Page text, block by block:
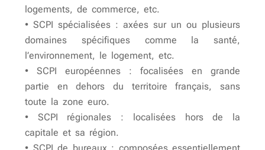
logements, de commerce, etc.
• SCPI spécialisées : axées sur un ou plusieurs
domaines spécifiques comme la santé,
l’environnement, le logement, etc.
• SCPI européennes : focalisées en grande
partie en dehors du territoire français, sans
toute la zone euro.
• SCPI régionales : localisées hors de la
capitale et sa région.
• SCPI de bureaux : composées essentiellement